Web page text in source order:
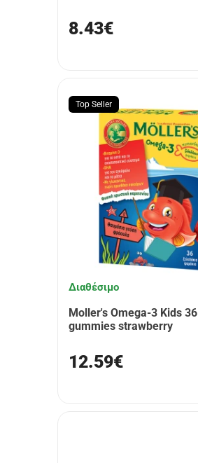
8.43€
Top Seller
Διαθέσιμο
Moller's Omega-3 Kids 36
gummies strawberry
12.59€